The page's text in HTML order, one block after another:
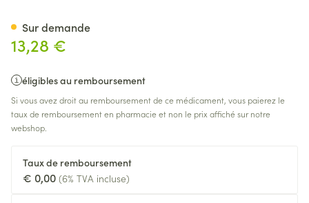
13,28 €
éligibles au remboursement
Si vous avez droit au remboursement de ce médicament, vous paierez le
taux de remboursement en pharmacie et non le prix affiché sur notre
webshop.
Taux de remboursement
€ 0,00 (6% TVA incluse)
Sur demande